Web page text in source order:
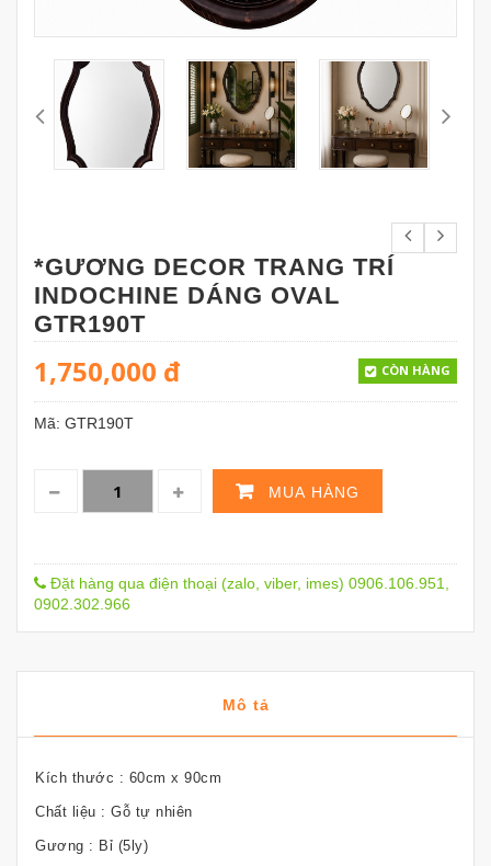
*GƯƠNG DECOR TRANG TRÍ
INDOCHINE DÁNG OVAL
GTR190T
1,750,000 đ CÒN HÀNG
Mã: GTR190T
MUA HÀNG
Đặt hàng qua điện thoại (zalo, viber, imes) 0906.106.951,
0902.302.966
Mô tả
Kích thước : 60cm x 90cm
Chất liệu : Gỗ tự nhiên
Gương : Bỉ (5ly)